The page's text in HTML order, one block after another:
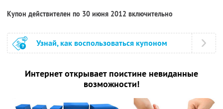
Купон действителен по 30 июня 2012 включительно
Узнай, как воспользоваться купоном
Интернет открывает поистине невиданные
возможности!